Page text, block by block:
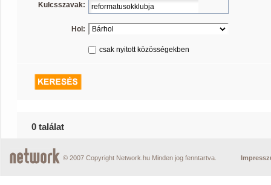
Kulcsszavak:
Hol:
csak nyitott közösségekben
0 találat
© 2007 Copyright Network.hu Minden jog fenntartva.